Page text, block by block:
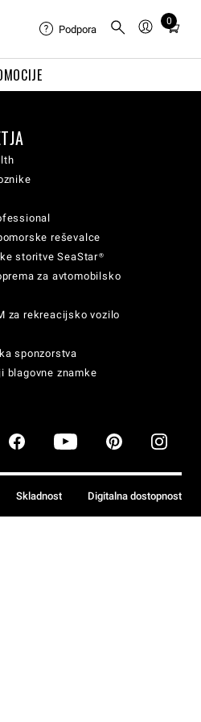
Podpora
0
Total
cart:
reševalce
storitve SeaStar®
za avtomobilsko
za rekreacijsko vozilo
sponzorstva
blagovne znamke
Skladnost Digitalna dostopnost